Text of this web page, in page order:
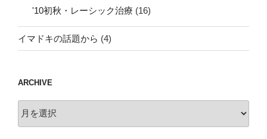
'10初秋・レーシック治療 (16)
イマドキの話題から (4)
ARCHIVE